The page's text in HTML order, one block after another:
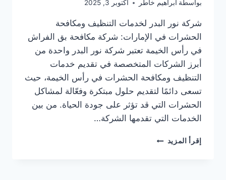
بواسطة أبراهيم خاطر أكتوبر 3, 2025
شركة نور البدر لخدمات التنظيف ومكافحة
الحشرات في الإمارات: شركة مكافحة بق الفراش
في رأس الخيمة تعتبر شركة نور البدر واحدة من
أبرز الشركات المتخصصة في تقديم خدمات
التنظيف ومكافحة الحشرات في رأس الخيمة، حيث
تسعى دائمًا لتقديم حلول مبتكرة وفعّالة لمشاكل
الحشرات التي قد تؤثر على جودة الحياة. من بين
الخدمات التي تقدمها الشركة…
إقرأ المزيد شركة